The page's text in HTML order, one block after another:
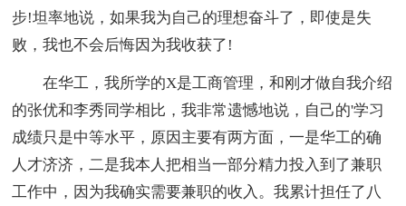
步!坦率地说，如果我为自己的理想奋斗了，即使是失
败，我也不会后悔因为我收获了!
在华工，我所学的X是工商管理，和刚才做自我介绍
的张优和李秀同学相比，我非常遗憾地说，自己的'学习
成绩只是中等水平，原因主要有两方面，一是华工的确
人才济济，二是我本人把相当一部分精力投入到了兼职
工作中，因为我确实需要兼职的收入。我累计担任了八